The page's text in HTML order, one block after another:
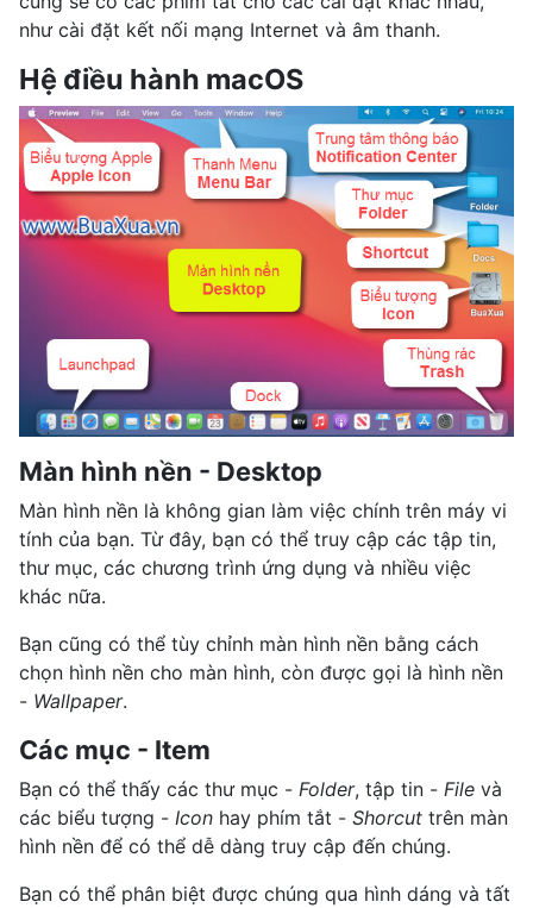
như cài đặt kết nối mạng Internet và âm thanh.
Hệ điều hành macOS
Màn hình nền - Desktop
Màn hình nền là không gian làm việc chính trên máy vi
tính của bạn. Từ đây, bạn có thể truy cập các tập tin,
thư mục, các chương trình ứng dụng và nhiều việc
khác nữa.
Bạn cũng có thể tùy chỉnh màn hình nền bằng cách
chọn hình nền cho màn hình, còn được gọi là hình nền
- Wallpaper.
Các mục - Item
Bạn có thể thấy các thư mục - Folder, tập tin - File và
các biểu tượng - Icon hay phím tắt - Shorcut trên màn
hình nền để có thể dễ dàng truy cập đến chúng.
Bạn có thể phân biệt được chúng qua hình dáng và tất